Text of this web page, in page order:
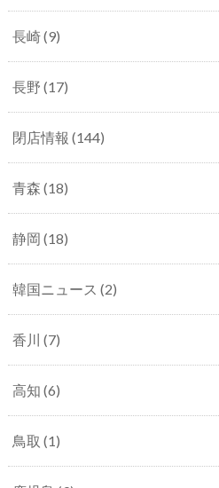
長崎(9)
長野 (17)
閉店情報 (144)
青森 (18)
静岡 (18)
韓国ニュース (2)
香川 (7)
高知 (6)
鳥取 (1)